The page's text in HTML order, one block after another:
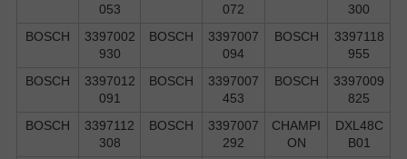
053
072
300
BOSCH
3397002
930
BOSCH
3397007
094
BOSCH
3397118
955
BOSCH
3397012
091
BOSCH
3397007
453
BOSCH
3397009
825
BOSCH
3397112
308
BOSCH
3397007
292
CHAMPI
ON
DXL48C
B01